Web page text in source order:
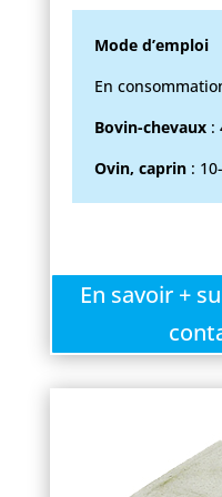
Mode d’emploi
En
Bovin-chevaux:
Ovin, caprin:
En savoir +